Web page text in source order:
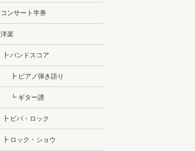
コンサート半券
洋楽
┣ バンドスコア
┣ ピアノ弾き語り
┗ ギター譜
┣ ビバ・ロック
┣ ロック・ショウ